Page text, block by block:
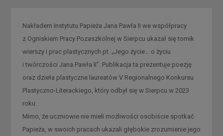
Nakładem Instytutu Papieża Jana Pawła II we współpracy
z Ogniskiem Pracy Pozaszkolnej w Sierpcu ukazał się tomik
wierszy i prac plastycznych pt. „Jego życie… o życiu
i twórczości Jana Pawła II”. Publikacja ta prezentuje poezję
oraz dzieła plastyczne laureatów V Regionalnego Konkursu
Plastyczno-Literackiego, który odbył się w Sierpcu w 2023
roku.
Mimo, że uczniowie nie mieli możliwości osobiście spotkać
Papieża, w swoich pracach ukazali głębokie zrozumienie jego